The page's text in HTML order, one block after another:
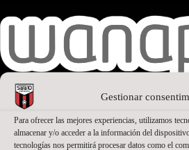
Gestionar
Para ofrecer las mejores experiencias, utilizamos
almacenar y/o acceder a la información del
tecnologías nos permitirá procesar datos como el
SEGUNDO